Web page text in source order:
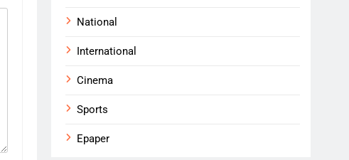
National
International
Cinema
Sports
Epaper